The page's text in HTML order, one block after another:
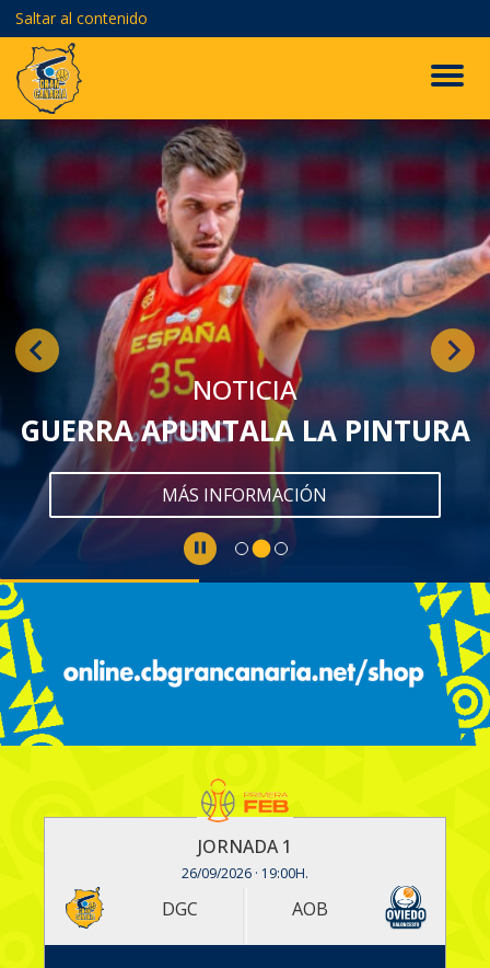
Saltar al contenido
NOTICIA
GUERRA APUNTALA LA PINTURA
MÁS INFORMACIÓN
JORNADA 1
26/09/2026 · 19:00H.
DGC AOB